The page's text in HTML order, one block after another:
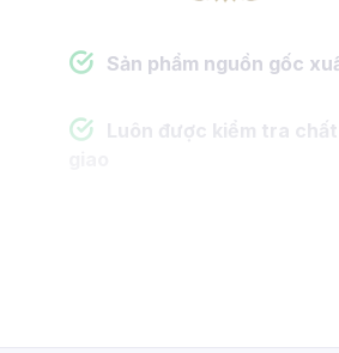
Sản phẩm nguồn gốc
Luôn được kiểm tra
CÔNG TY TNHH DMT